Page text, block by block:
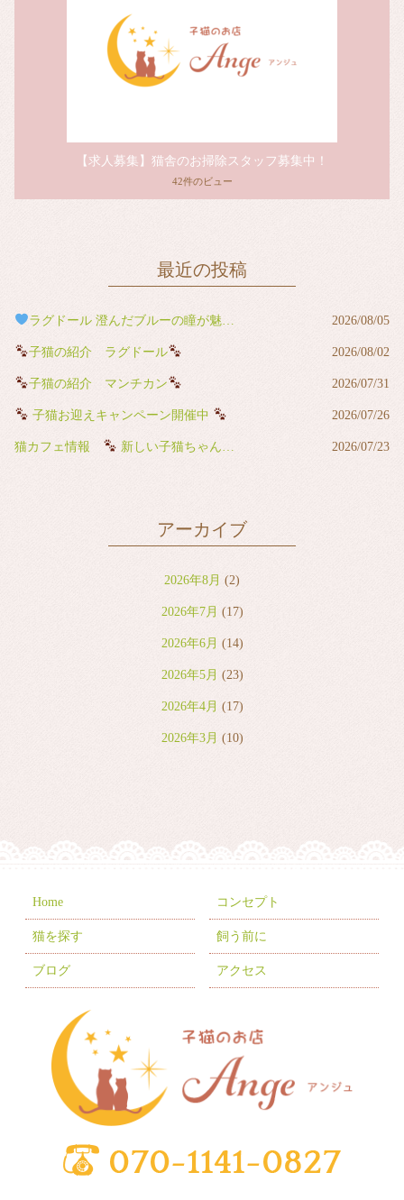
【求人募集】猫舎のお掃除スタッフ募集中！
42件のビュー
最近の投稿
ラグドール 澄んだブルーの瞳が魅力の男の子 2026/08/05
子猫の紹介 ラグドール 2026/08/02
子猫の紹介 マンチカン 2026/07/31
子猫お迎えキャンペーン開催中 2026/07/26
猫カフェ情報 新しい子猫ちゃんが猫カフェデビューしました 2026/07/23
アーカイブ
2026年8月 (2)
2026年7月 (17)
2026年6月 (14)
2026年5月 (23)
2026年4月 (17)
2026年3月 (10)
2025年11月
2025年10月(9)
2025年9月(2)
2025年6月(3)
(6)
2025年3月(11)
2025年1月 (2)
Home コンセプト
猫を探す 飼う前に
ブログ アクセス